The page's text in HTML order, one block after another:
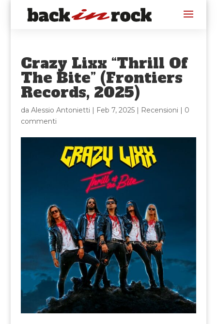
Crazy Lixx “Thrill Of
The Bite” (Frontiers
Records, 2025)
da Alessio Antonietti | Feb 7, 2025| Recensioni | 0
commenti